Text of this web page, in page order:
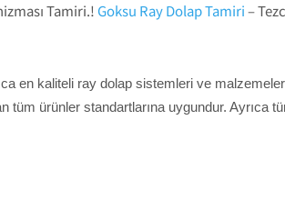
Tamiri.! Goksu Ray Dolap Tamiri–
en kaliteli ray dolap sistemleri ve
tüm ürünler standartlarına uygundur.